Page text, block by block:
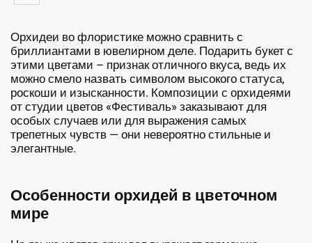
Орхидеи во флористике можно сравнить с
бриллиантами в ювелирном деле. Подарить букет с
этими цветами – признак отличного вкуса, ведь их
можно смело назвать символом высокого статуса,
роскоши и изысканности. Композиции с орхидеями
от студии цветов «Фестиваль» заказывают для
особых случаев или для выражения самых
трепетных чувств — они невероятно стильные и
элегантные.
Особенности орхидей в цветочном
мире